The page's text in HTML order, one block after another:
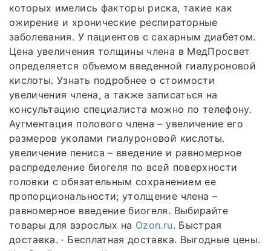
которых имелись факторы риска, такие как
ожирение и хронические респираторные
заболевания. У пациентов с сахарным диабетом.
Цена увеличения толщины члена в МедПросвет
определяется объемом введенной гиалуроновой
кислоты. Узнать подробнее о стоимости
увеличения члена, а также записаться на
консультацию специалиста можно по телефону.
Аугментация полового члена – увеличение его
размеров уколами гиалуроновой кислоты.
увеличение пениса – введение и равномерное
распределение биогеля по всей поверхности
головки с обязательным сохранением ее
пропорциональности; утолщение члена –
равномерное введение биогеля. Выбирайте
товары для взрослых на Ozon.ru. Быстрая
доставка. · Бесплатная доставка. Выгодные цены.